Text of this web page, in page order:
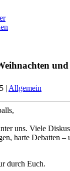
| Allgemein
uns. Viele
harte Debatten –
durch Euch.